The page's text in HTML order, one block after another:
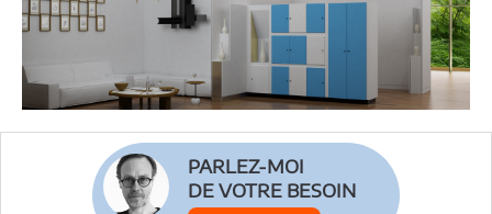
PARLEZ-MOI
DE VOTRE BESOIN